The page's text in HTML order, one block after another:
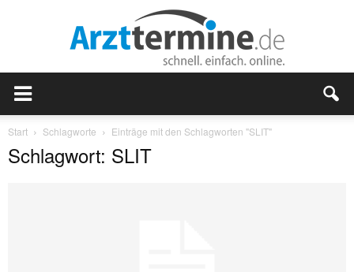
Start Schlagworte Einträge mit den Schlagworten "SLIT"
Schlagwort: SLIT